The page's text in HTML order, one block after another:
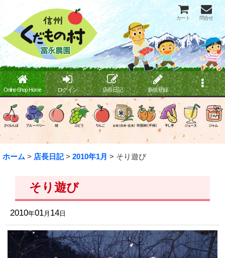
カート 問合せ
Online Shop Home ログイン 店長日記 新規登録
ホーム > 店長日記 > 2010年1月 > そり遊び
そり遊び
2010年01月 14 日